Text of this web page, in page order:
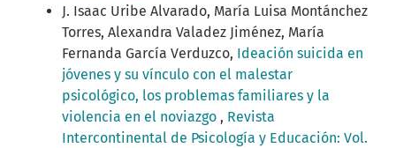
J. Isaac Uribe Alvarado, María Luisa Montánchez
Torres, Alexandra Valadez Jiménez, María
Fernanda García Verduzco, Ideación suicida en
jóvenes y su vínculo con el malestar
psicológico, los problemas familiares y la
violencia en el noviazgo , Revista
Intercontinental de Psicología y Educación: Vol.